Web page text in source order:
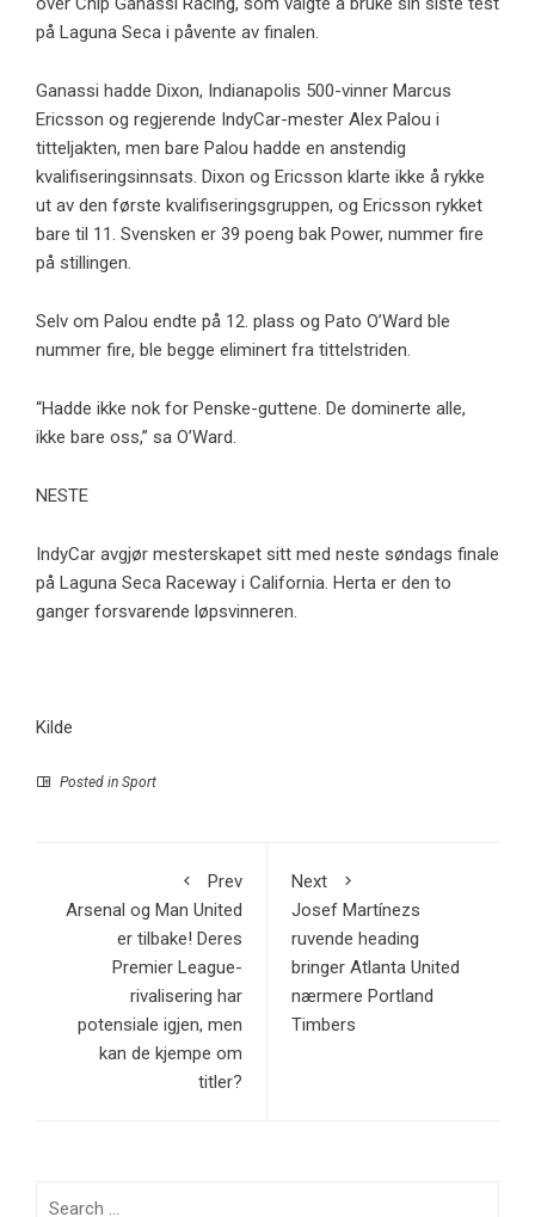
på Laguna Seca i påvente av finalen.
Ganassi hadde Dixon, Indianapolis 500-vinner Marcus
Ericsson og regjerende IndyCar-mester Alex Palou i
titteljakten, men bare Palou hadde en anstendig
kvalifiseringsinnsats. Dixon og Ericsson klarte ikke å rykke
ut av den første kvalifiseringsgruppen, og Ericsson rykket
bare til 11. Svensken er 39 poeng bak Power, nummer fire
på stillingen.
Selv om Palou endte på 12. plass og Pato O’Ward ble
nummer fire, ble begge eliminert fra tittelstriden.
“Hadde ikke nok for Penske-guttene. De dominerte alle,
ikke bare oss,” sa O’Ward.
NESTE
IndyCar avgjør mesterskapet sitt med neste søndags finale
på Laguna Seca Raceway i California. Herta er den to
ganger forsvarende løpsvinneren.
Kilde
Posted in Sport
Prev
Arsenal og Man United
er tilbake! Deres
Premier League-
rivalisering har
potensiale igjen, men
kan de kjempe om
titler?
Next
Josef Martínezs
ruvende heading
bringer Atlanta United
nærmere Portland
Timbers